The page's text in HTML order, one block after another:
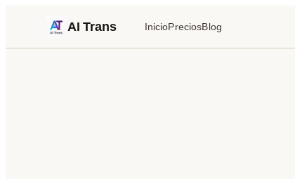
AI Trans InicioPreciosBlog